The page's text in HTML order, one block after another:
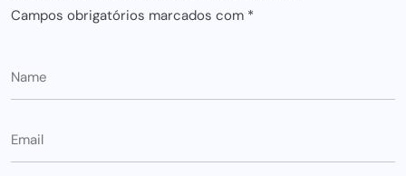
Campos obrigatórios marcados com *